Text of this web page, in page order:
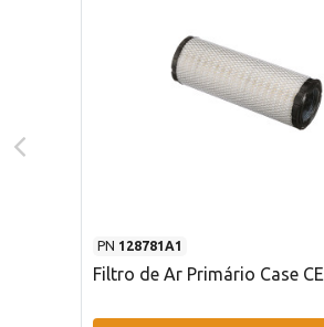
PN 128781A1
Filtro de Ar Primário Case CE